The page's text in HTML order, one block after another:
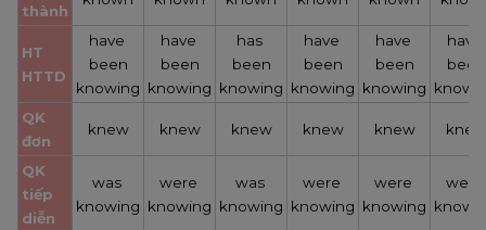
thành
HT
HTTD
have
been
knowing
have
been
knowing
has
been
knowing
have
been
knowing
have
been
knowing
have
been
QK
đơn
knew knew knew knew knew knew
QK
tiếp
diễn
was
knowing
were
knowing
was
knowing
were
knowing
were
knowing
were